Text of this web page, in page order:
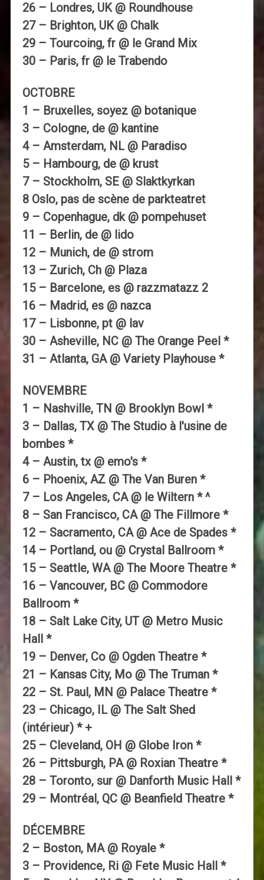
26 – Londres, UK @ Roundhouse
27 – Brighton, UK @ Chalk
29 – Tourcoing, fr @ le Grand Mix
30 – Paris, fr @ le Trabendo
OCTOBRE
1 – Bruxelles, soyez @ botanique
3 – Cologne, de @ kantine
4 – Amsterdam, NL @ Paradiso
5 – Hambourg, de @ krust
7 – Stockholm, SE @ Slaktkyrkan
8 Oslo, pas de scène de parkteatret
9 – Copenhague, dk @ pompehuset
11 – Berlin, de @ lido
12 – Munich, de @ strom
13 – Zurich, Ch @ Plaza
15 – Barcelone, es @ razzmatazz 2
16 – Madrid, es @ nazca
17 – Lisbonne, pt @ lav
30 – Asheville, NC @ The Orange Peel *
31 – Atlanta, GA @ Variety Playhouse *
NOVEMBRE
1 – Nashville, TN @ Brooklyn Bowl *
3 – Dallas, TX @ The Studio à l'usine de
bombes *
4 – Austin, tx @ emo's *
6 – Phoenix, AZ @ The Van Buren *
7 – Los Angeles, CA @ le Wiltern * ^
8 – San Francisco, CA @ The Fillmore *
12 – Sacramento, CA @ Ace de Spades *
14 – Portland, ou @ Crystal Ballroom *
15 – Seattle, WA @ The Moore Theatre *
16 – Vancouver, BC @ Commodore
Ballroom *
18 – Salt Lake City, UT @ Metro Music
Hall *
19 – Denver, Co @ Ogden Theatre *
21 – Kansas City, Mo @ The Truman *
22 – St. Paul, MN @ Palace Theatre *
23 – Chicago, IL @ The Salt Shed
(intérieur) * +
25 – Cleveland, OH @ Globe Iron *
26 – Pittsburgh, PA @ Roxian Theatre *
28 – Toronto, sur @ Danforth Music Hall *
29 – Montréal, QC @ Beanfield Theatre *
DÉCEMBRE
2 – Boston, MA @ Royale *
3 – Providence, Ri @ Fete Music Hall *